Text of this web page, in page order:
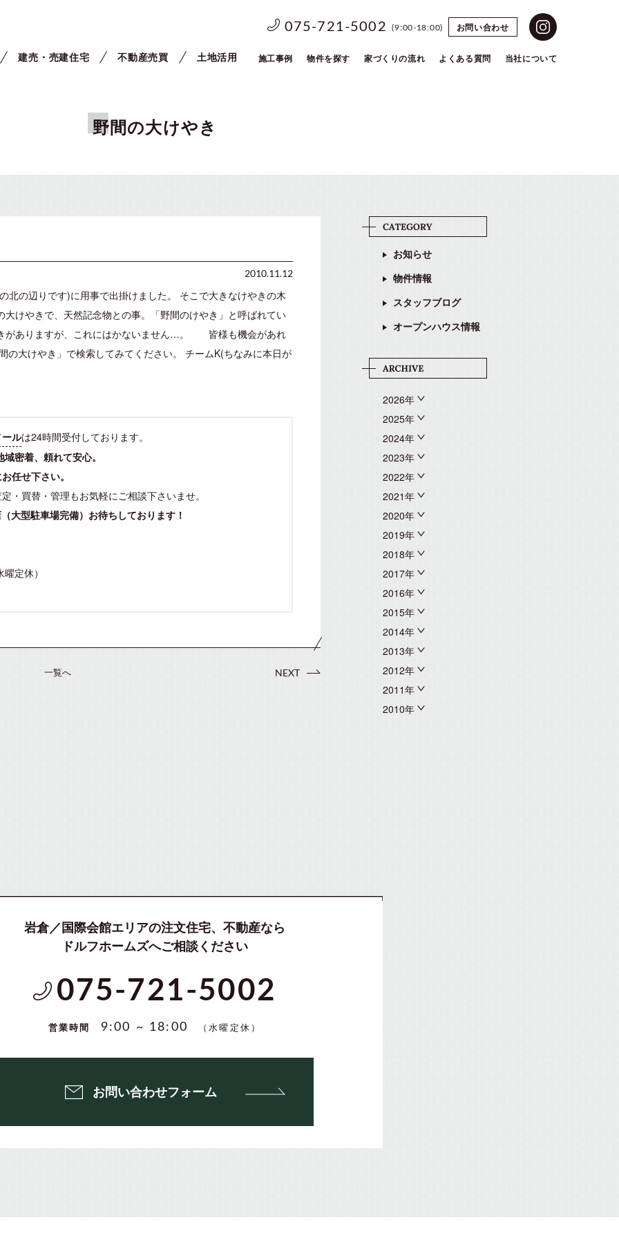
075-721-5002 (9:00-18:00) お問い合わせ
建売・売建住宅 不動産売買 土地活用 施工事例 物件を探す 家づくりの流れ よくある質問 当社について
野間の大けやき
2010.11.12
北の辺りです)に用事で出掛けました。 そこで大きなけやきの木
けやきで、天然記念物との事。「野間のけやき」と呼ばれてい
ありますが、これにはかないません…。
皆様も機会があれ
の大けやき」で検索してみてください。 チームK(ちなみに本日が
ルは24時間受付しております。
密着、頼れて安心。
任せ下さい。
・買替・管理もお気軽にご相談下さいませ。
大型駐車場完備）お待ちしております！
定休）
一覧へ NEXT
お知らせ
物件情報
スタッフブログ
オープンハウス情報
2026年
2025年
2024年
2023年
2022年
2021年
2020年
2019年
2018年
2017年
2016年
2015年
2014年
2013年
2012年
2011年
2010年
岩倉／国際会館エリアの注文住宅、不動産なら
ドルフホームズへご相談ください
075-721-5002
営業時間 9:00 ~ 18:00 （水曜定休）
お問い合わせフォーム